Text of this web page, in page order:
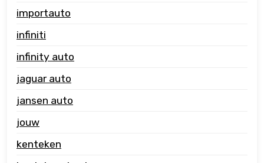
importauto
infiniti
infinity auto
jaguar auto
jansen auto
jouw
kenteken